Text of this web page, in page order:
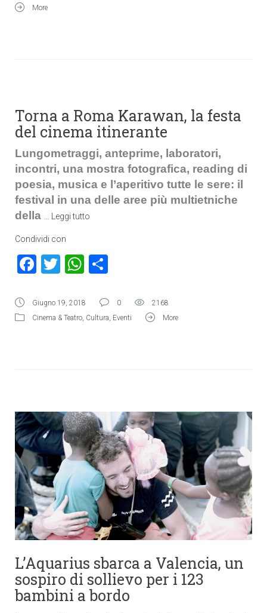
More
Torna a Roma Karawan, la festa
del cinema itinerante
Lungometraggi, anteprime, laboratori,
incontri, una mostra fotografica, reading di
poesia, musica e l’aperitivo tutte le sere: il
festival in una delle aree più multietniche
della
Leggi tutto
Condividi con
Facebook
TwitterWhatsApp
Giugno 19, 2018 0
2168
Cinema & Teatro, Cultura, Eventi More
L’Aquarius sbarca a Valencia, un
sospiro di sollievo per i 123
bambini a bordo